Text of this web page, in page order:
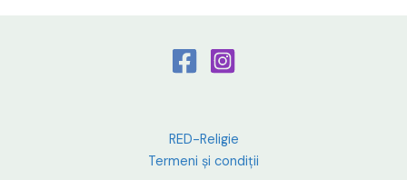
RED-Religie
Termeni și condiții